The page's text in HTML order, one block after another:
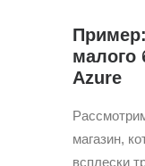
малого
Azure
магазин,
всплески